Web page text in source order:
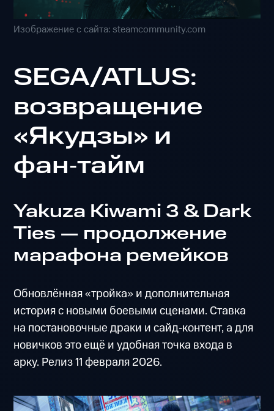
Изображение с сайта: steamcommunity.com
SEGA/ATLUS:
возвращение
«Якудзы» и
фан‑тайм
Yakuza Kiwami 3 & Dark
Ties — продолжение
марафона ремейков
Обновлённая «тройка» и дополнительная
история с новыми боевыми сценами. Ставка
на постановочные драки и сайд‑контент, а для
новичков это ещё и удобная точка входа в
арку. Релиз 11 февраля 2026.